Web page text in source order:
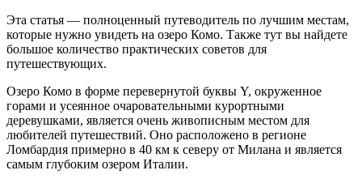
Эта статья — полноценный путеводитель по лучшим местам,
которые нужно увидеть на озеро Комо. Также тут вы найдете
большое количество практических советов для
путешествующих.
Озеро Комо в форме перевернутой буквы Y, окруженное
горами и усеянное очаровательными курортными
деревушками, является очень живописным местом для
любителей путешествий. Оно расположено в регионе
Ломбардия примерно в 40 км к северу от Милана и является
самым глубоким озером Италии.